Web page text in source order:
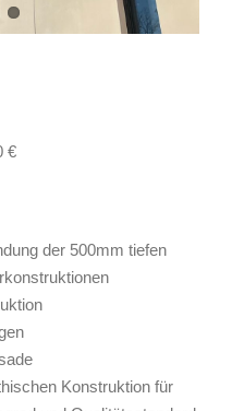
€
der 500mm tiefen
Konstruktion für